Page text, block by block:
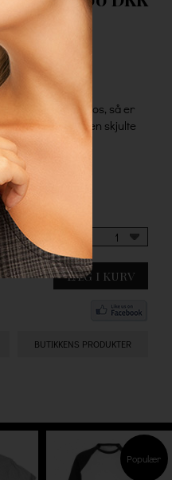
at handle hos os, så er
og ingen skjulte
1
LÆG I KURV
BUTIKKENS PRODUKTER
Populær